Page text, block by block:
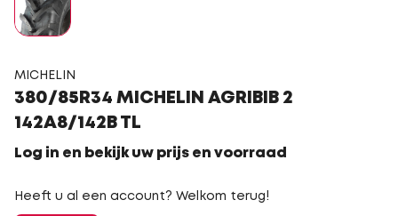
MICHELIN
380/85R34 MICHELIN AGRIBIB 2
142A8/142B TL
Log in en bekijk uw prijs en voorraad
Heeft u al een account? Welkom terug!